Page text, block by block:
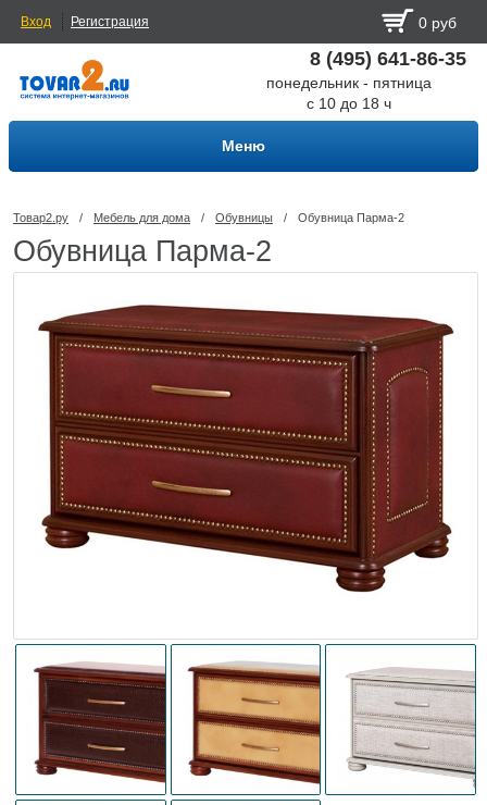
Вход Регистрация 0 руб
8 (495) 641-86-35
понедельник - пятница
с 10 до 18 ч
Меню
Товар2.ру / Мебель для дома / Обувницы / Обувница Парма-2
Обувница Парма-2